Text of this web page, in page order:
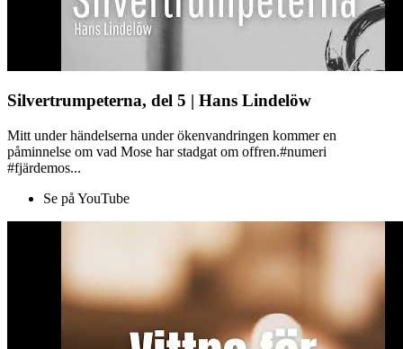
Silvertrumpeterna, del 5 | Hans Lindelöw
Mitt under händelserna under ökenvandringen kommer en
påminnelse om vad Mose har stadgat om offren.#numeri
#fjärdemos...
Se på YouTube